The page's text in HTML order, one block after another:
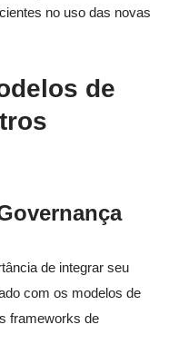
no uso das novas
de
de integrar seu
com os modelos de
frameworks de